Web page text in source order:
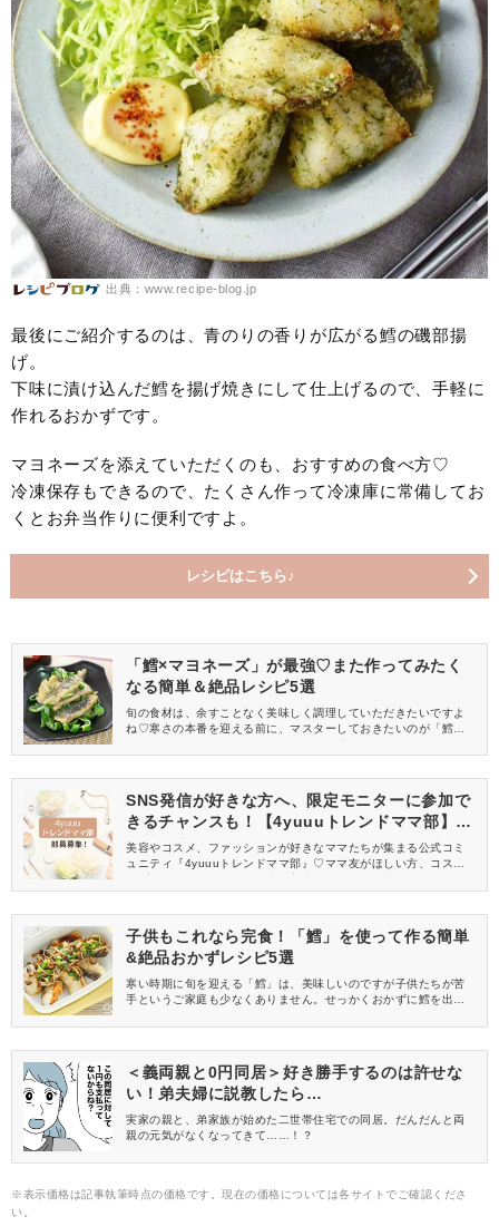
出典：www.recipe-blog.jp
最後にご紹介するのは、青のりの香りが広がる鱈の磯部揚
げ。
下味に漬け込んだ鱈を揚げ焼きにして仕上げるので、手軽に
作れるおかずです。
マヨネーズを添えていただくのも、おすすめの食べ方♡
冷凍保存もできるので、たくさん作って冷凍庫に常備してお
くとお弁当作りに便利ですよ。
レシピはこちら♪
「鱈×マヨネーズ」が最強♡また作ってみたく
なる簡単＆絶品レシピ5選
旬の食材は、余すことなく美味しく調理していただきたいですよ
ね♡寒さの本番を迎える前に、マスターしておきたいのが「鱈」で
なる「鱈×マヨネーズ」の組み合わせのレシピをご紹介します♪
SNS発信が好きな方へ、限定モニターに参加で
きるチャンスも！【4yuuuトレンドママ部】部
員募集中
美容やコスメ、ファッションが好きなママたちが集まる公式コミ
ュニティ『4yuuuトレンドママ部』♡ママ友がほしい方、コスメサ
信してくれる方を募集しています！
子供もこれなら完食！「鱈」を使って作る簡単
&絶品おかずレシピ5選
寒い時期に旬を迎える「鱈」は、美味しいのですが子供たちが苦
手というご家庭も少なくありません。せっかくおかずに鱈を出す
したいですよね♡今回ご紹介するレシピは、どれも子供が好きな味
＜義両親と0円同居＞好き勝手するのは許せな
い！弟夫婦に説教したら…
実家の親と、弟家族が始めた二世帯住宅での同居。だんだんと両
親の元気がなくなってきて……！？
※表示価格は記事執筆時点の価格です。現在の価格については各サイトでご確認くださ
い。